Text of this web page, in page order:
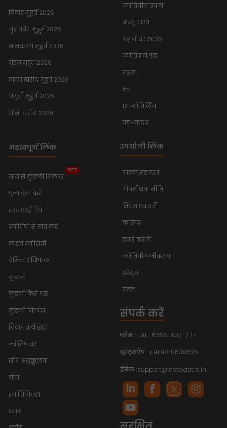
विवाह मुहूर्त 2026
गृह प्रवेश मुहूर्त 2026
नामकरण मुहूर्त 2026
मुंडन मुहूर्त 2026
वाहन खरीद मुहूर्त 2026
अंगूठी मुहूर्त 2026
सोना खरीद 2026
ज्योतिषीय उपाय
वास्तु शास्त्र
ग्रह गोचर 2026
ज्योतिष में ग्रह
नक्षत्र
मंत्र
12 ज्योतिर्लिंग
पंच-केदार
महत्वपूर्ण लिंक
नाम से कुंडली मिलान
नया
पूजा बुक करें
इंस्टाएस्ट्रो ऐप
ज्योतिषी से बात करें
लाइव ज्योतिषी
दैनिक राशिफल
कुंडली
कुंडली कैसे पढ़ें
कुंडली मिलान
विवाह बायोडाटा
ज्योतिष घर
राशि अनुकूलता
योग
रंग चिकित्सा
ध्यान
उपयोगी लिंक
ग्राहक सहायता
गोपनीयता नीति
नियम एवं शर्तें
करियर
हमारे बारे में
ज्योतिषी पंजीकरण
इवेंट्स
मदद
संपर्क करें
फ़ोन :+91- 6366-937-227
व्हाट्सऐप: +91 9810638625
ईमेल :support@instaastro.in